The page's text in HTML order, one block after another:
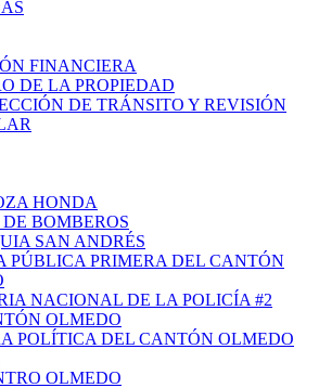
FINANCIERA
DE LA PROPIEDAD
DE TRÁNSITO Y REVISIÓN
HONDA
BOMBEROS
SAN ANDRÉS
PÚBLICA PRIMERA DEL CANTÓN
NACIONAL DE LA POLICÍA #2
OLMEDO
POLÍTICA DEL CANTÓN OLMEDO
OLMEDO